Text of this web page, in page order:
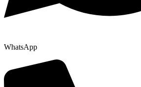
WhatsApp